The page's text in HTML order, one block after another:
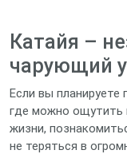
Катайя –
чарующий
Если вы
где можно ощутить
жизни,
не теряться в